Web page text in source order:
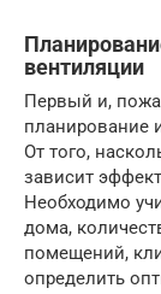
вентиляции
Первый и,
планирование
От того,
зависит
Необходимо
дома,
помещений,
определить